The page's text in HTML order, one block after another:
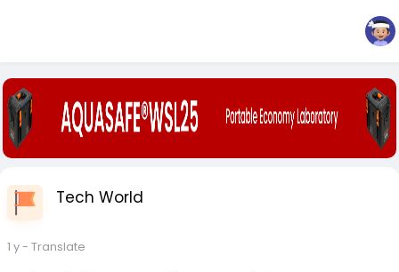
Tech World
1 y- Translate